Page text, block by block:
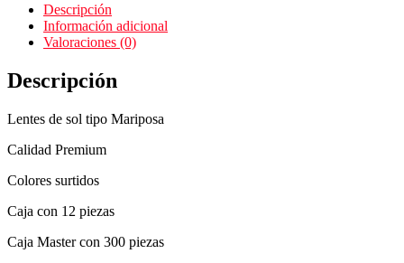
Descripción
Información adicional
Valoraciones (0)
Descripción
Lentes de sol tipo Mariposa
Calidad Premium
Colores surtidos
Caja con 12 piezas
Caja Master con 300 piezas